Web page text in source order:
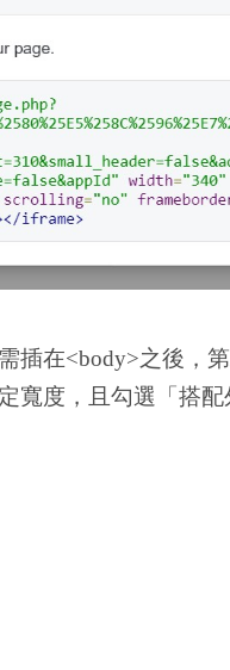
插在<body>之後，
寬度，且勾選「搭